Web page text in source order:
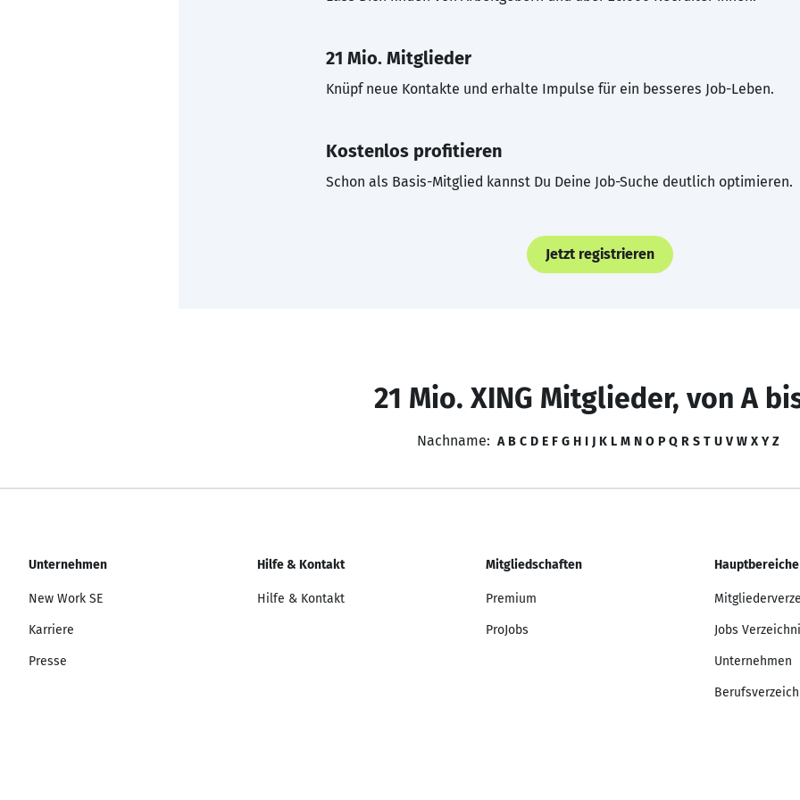
21 Mio. Mitglieder
Knüpf neue Kontakte und erhalte Impulse für ein besseres Job-Leben.
Kostenlos profitieren
Schon als Basis-Mitglied kannst Du Deine Job-Suche deutlich optimieren.
Jetzt registrieren
21 Mio. XING Mitglieder, von A
Nachname: A B C D E F G H I J K L M N O P Q R S T U V W X Y Z
Unternehmen
New Work SE
Karriere
Presse
Hilfe & Kontakt
Hilfe & Kontakt
Mitgliedschaften
Premium
ProJobs
Hauptbereiche
Jobs
Unternehmen